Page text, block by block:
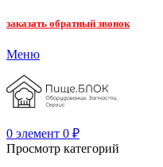
заказать обратный звонок
Меню
0 элемент 0 ₽
Просмотр категорий